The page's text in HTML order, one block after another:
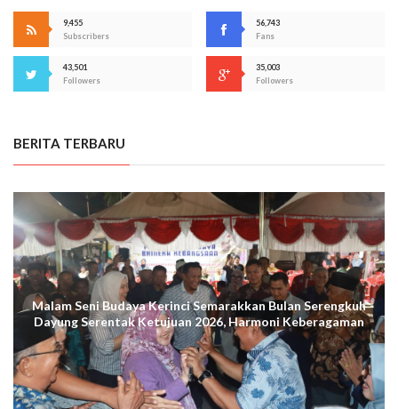
9,455
Subscribers
56,743
Fans
43,501
Followers
35,003
Followers
BERITA TERBARU
Malam Seni Budaya Kerinci Semarakkan Bulan Serengkuh
Dayung Serentak Ketujuan 2026, Harmoni Keberagaman
Terus Menggema di Kuala Tungkal